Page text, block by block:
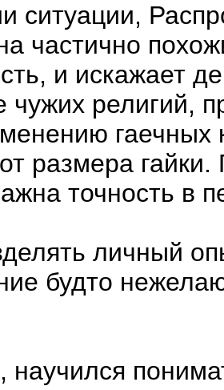
ситуации,
частично
и искажает
чужих религий,
гаечных
размера
точность в
личный
будто